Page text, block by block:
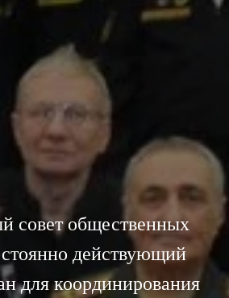
совет общественных
действующий
для координирования